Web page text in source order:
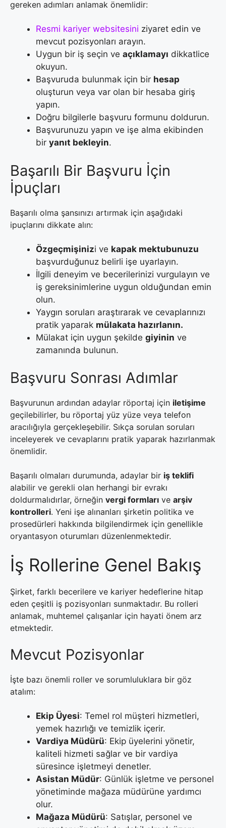
gereken adımları anlamak önemlidir:
Resmi kariyer websitesini ziyaret edin ve
mevcut pozisyonları arayın.
Uygun bir iş seçin ve açıklamayı dikkatlice
okuyun.
Başvuruda bulunmak için bir hesap
oluşturun veya var olan bir hesaba giriş
yapın.
Doğru bilgilerle başvuru formunu doldurun.
Başvurunuzu yapın ve işe alma ekibinden
bir yanıt bekleyin.
Başarılı Bir Başvuru İçin
İpuçları
Başarılı olma şansınızı artırmak için aşağıdaki
ipuçlarını dikkate alın:
Özgeçmişinizi ve kapak mektubunuzu
başvurduğunuz belirli işe uyarlayın.
İlgili deneyim ve becerilerinizi vurgulayın ve
iş gereksinimlerine uygun olduğundan emin
olun.
Yaygın soruları araştırarak ve cevaplarınızı
pratik yaparak mülakata hazırlanın.
Mülakat için uygun şekilde giyinin ve
zamanında bulunun.
Başvuru Sonrası Adımlar
Başvurunun ardından adaylar röportaj için iletişime
geçilebilirler, bu röportaj yüz yüze veya telefon
aracılığıyla gerçekleşebilir. Sıkça sorulan soruları
inceleyerek ve cevaplarını pratik yaparak hazırlanmak
önemlidir.
Başarılı olmaları durumunda, adaylar bir iş teklifi
alabilir ve gerekli olan herhangi bir evrakı
doldurmalıdırlar, örneğin vergi formları ve arşiv
kontrolleri. Yeni işe alınanları şirketin politika ve
prosedürleri hakkında bilgilendirmek için genellikle
oryantasyon oturumları düzenlenmektedir.
İş Rollerine Genel Bakış
Şirket, farklı becerilere ve kariyer hedeflerine hitap
eden çeşitli iş pozisyonları sunmaktadır. Bu rolleri
anlamak, muhtemel çalışanlar için hayati önem arz
etmektedir.
Mevcut Pozisyonlar
İşte bazı önemli roller ve sorumluluklara bir göz
atalım:
Ekip Üyesi: Temel rol müşteri hizmetleri,
yemek hazırlığı ve temizlik içerir.
Vardiya Müdürü: Ekip üyelerini yönetir,
kaliteli hizmeti sağlar ve bir vardiya
süresince işletmeyi denetler.
Asistan Müdür: Günlük işletme ve personel
yönetiminde mağaza müdürüne yardımcı
olur.
Mağaza Müdürü: Satışlar, personel ve